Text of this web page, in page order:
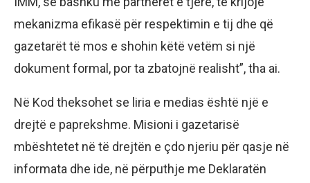
mekanizma efikasë për respektimin e tij dhe që
gazetarët të mos e shohin këtë vetëm si një
dokument formal, por ta zbatojnë realisht”, tha ai.
Në Kod theksohet se liria e medias është një e
drejtë e paprekshme. Misioni i gazetarisë
mbështetet në të drejtën e çdo njeriu për qasje në
informata dhe ide, në përputhje me Deklaratën